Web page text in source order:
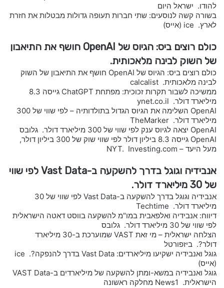
להודו. ישראל היום
בשורה קשה לנוסעים: שתי חברות תעופה גדולות מבטלות את חזרת
לארץ. ice (אייס)
כולם רוצים ביס: הגיוס של OpenAI חושף את התיאבון
של השוק לבינה מלאכותית.
כולם רוצים ביס: הגיוס של OpenAI חושף את התיאבון של השוק
לבינה מלאכותית. calcalist
ממשיכה לשבור תקרות זכוכית: מפתחת ChatGPT גייסה 8.3
מיליארד דולר. ynet.co.il
OpenAI השלימה את הגיוס הגדול בתולדותיה – לפי שווי של 300
מיליארד דולר. TheMarker
OpenAI יצאה לגיוס ענק לפי שווי של 300 מיליארד דולר. גלובס
OpenAI גייסה 8.3 ביליון דולר לפי שווי שוק של 300 ביליון דולר,
מעל היעד – NYT. Investing.com
אנבידיה וגוגל בדרך להשקעה ב-Vast Data לפי שווי
של 30 מיליארד דולר.
אנבידיה וגוגל בדרך להשקעה ב-Vast Data לפי שווי של 30
מיליארד דולר. Techtime
דיווח: אנבידיה ואלפאבית במו"מ להשקעה בווסט דאטה הישראלית
לפי שווי של 30 מיליארד דולר. גלובס
הצלחה ישראלית – מי זאת VAST שמוערכת ב-30 מיליארד
דולר?. ביזפורטל
גוגל ואנבידיה ישקיעו מיליארדים: Vast Data בדרך להנפקה?. ice
(אייס)
גוגל ואנבידיה במשא-ומתן להשקעה של מיליארדים ב-VAST Data
הישראלית. News1 מחלקה ראשונה